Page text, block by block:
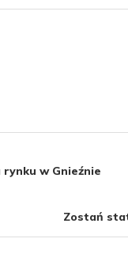
w Gnieźnie
Zostań